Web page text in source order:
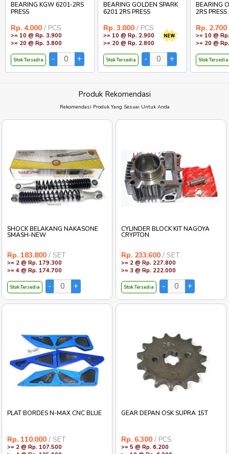
BEARING KGW 6201-2RS
PRESS
Rp. 4.000 / PCS
>= 10 @ Rp. 3.900
>= 20 @ Rp. 3.800
Stok Tersedia
BEARING GOLDEN SPARK
6201 2RS PRESS
Rp. 3.000 / PCS
>= 10 @ Rp. 2.900
>= 20 @ Rp. 2.800
Stok Tersedia
BEARING
2RS PRESS
Rp. 2.700
>= 10 @
>= 20 @
Stok Tersedia
Produk Rekomendasi
Rekomendasi Produk Yang Sesuai Untuk Anda
SHOCK BELAKANG NAKASONE
SMASH-NEW
Rp. 183.800 / SET
>= 2 @ Rp. 179.300
>= 4 @ Rp. 174.700
Stok Tersedia
CYLINDER BLOCK KIT NAGOYA
CRYPTON
Rp. 233.600 / SET
>= 2 @ Rp. 227.800
>= 3 @ Rp. 222.000
Stok Tersedia
PLAT BORDES N-MAX CNC BLUE
Rp. 110.000 / SET
>= 2 @ Rp. 107.500
GEAR DEPAN OSK SUPRA 15T
Rp. 6.300 / PCS
>= 5 @ Rp. 6.200